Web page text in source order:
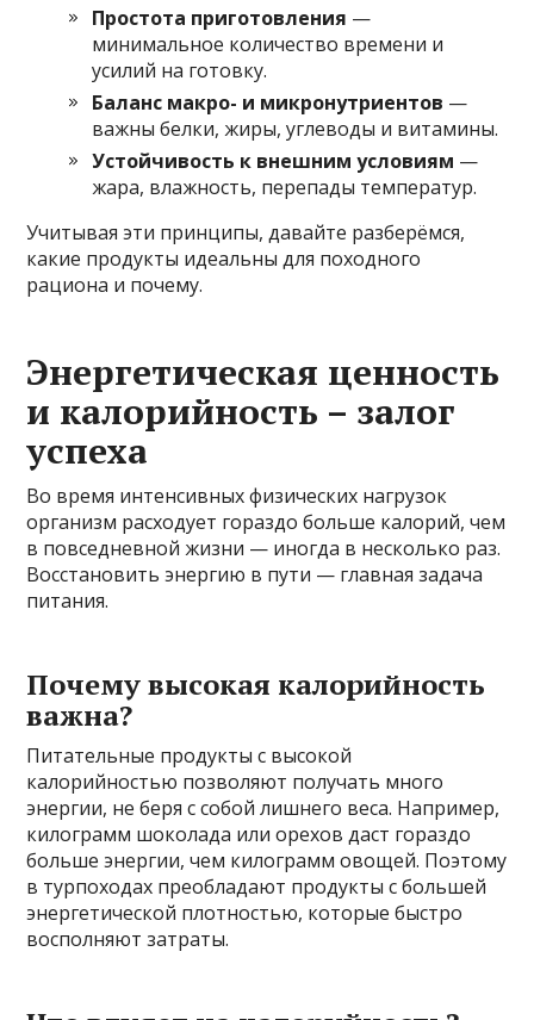
Простота приготовления —
минимальное количество времени и
усилий на готовку.
Баланс макро- и микронутриентов —
важны белки, жиры, углеводы и витамины.
Устойчивость к внешним условиям —
жара, влажность, перепады температур.
Учитывая эти принципы, давайте разберёмся,
какие продукты идеальны для походного
рациона и почему.
Энергетическая ценность
и калорийность – залог
успеха
Во время интенсивных физических нагрузок
организм расходует гораздо больше калорий, чем
в повседневной жизни — иногда в несколько раз.
Восстановить энергию в пути — главная задача
питания.
Почему высокая калорийность
важна?
Питательные продукты с высокой
калорийностью позволяют получать много
энергии, не беря с собой лишнего веса. Например,
килограмм шоколада или орехов даст гораздо
больше энергии, чем килограмм овощей. Поэтому
в турпоходах преобладают продукты с большей
энергетической плотностью, которые быстро
восполняют затраты.